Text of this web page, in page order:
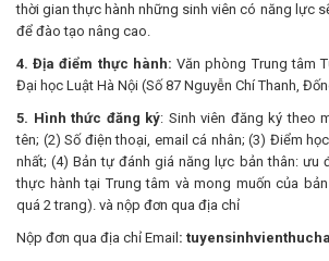
thời gian thực hành những sinh viên có năng lực
để đào tạo nâng cao.
4. Địa điểm thực hành:Văn phòng Trung tâm
Đại học Luật Hà Nội (Số 87 Nguyễn Chí Thanh,
5. Hình thức đăng ký: Sinh viên đăng ký theo
tên; (2) Số điện thoại, email cá nhân; (3) Điểm
nhất; (4) Bản tự đánh giá năng lực bản thân: ưu
thực hành tại Trung tâm và mong muốn của
quá 2 trang). và nộp đơn qua địa chỉ
Nộp đơn qua địa chỉ Email :